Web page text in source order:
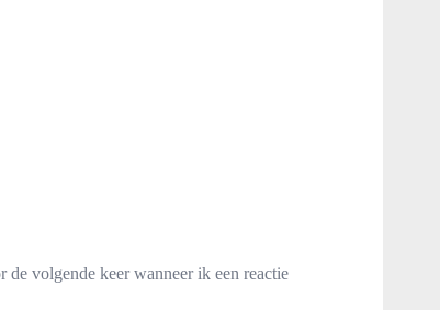
volgende keer wanneer ik een reactie